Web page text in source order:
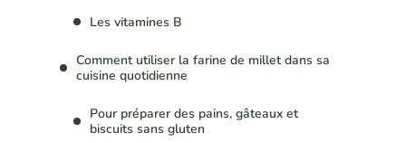
Les vitamines B
Comment utiliser la farine de millet dans sa
cuisine quotidienne
Pour préparer des pains, gâteaux et
biscuits sans gluten